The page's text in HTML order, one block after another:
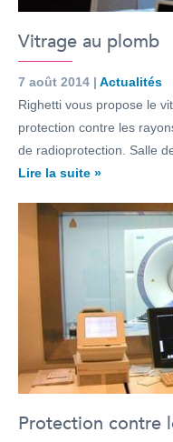
Vitrage au plomb
7 août 2014 | Actualités
Righetti vous propose le
protection contre les
de radioprotection. Salle
Lire la suite »
Protection contre